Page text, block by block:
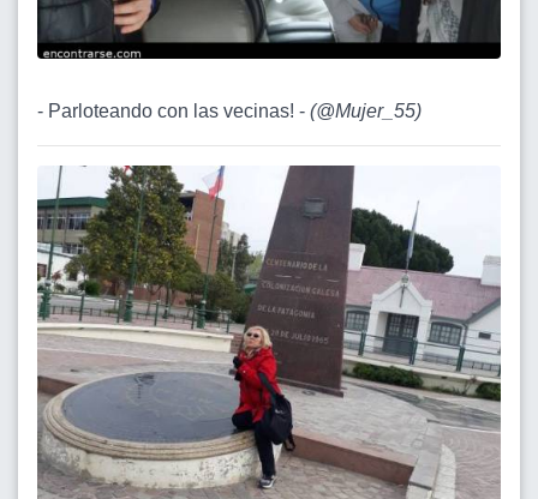
- Parloteando con las vecinas! - (@Mujer_55)